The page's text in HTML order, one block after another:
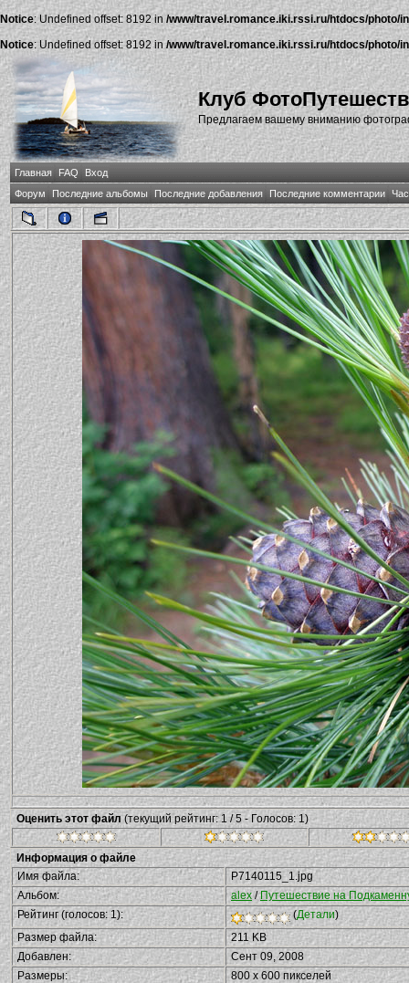
Notice: Undefined offset: 8192 in /www/travel.romance.iki.rssi.ru/htdocs/photo/
Notice: Undefined offset: 8192 in/www/travel.romance.iki.rssi.ru/htdocs/photo/
Клуб
Предлагаем вашему вниманию
Главная FAQ
Вход
Форум
Последние альбомы Последние добавления Последние комментарии
Оценить этот файл(текущий рейтинг: 1 / 5 - Голосов: 1)
Информация о файле
Имя файла:
P7140115_1.jpg
Альбом:
alex /Путешествие на
Рейтинг (голосов: 1):
(Детали)
Размер файла:
211 KB
Добавлен:
Сент 09, 2008
Размеры:
800 x 600 пикселей